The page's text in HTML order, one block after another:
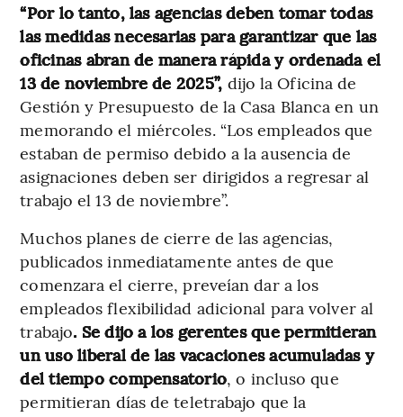
“Por lo tanto, las agencias deben tomar todas
las medidas necesarias para garantizar que las
oficinas abran de manera rápida y ordenada el
13 de noviembre de 2025”, dijo la Oficina de
Gestión y Presupuesto de la Casa Blanca en un
memorando el miércoles. “Los empleados que
estaban de permiso debido a la ausencia de
asignaciones deben ser dirigidos a regresar al
trabajo el 13 de noviembre”.
Muchos planes de cierre de las agencias,
publicados inmediatamente antes de que
comenzara el cierre, preveían dar a los
empleados flexibilidad adicional para volver al
trabajo. Se dijo a los gerentes que permitieran
un uso liberal de las vacaciones acumuladas y
del tiempo compensatorio, o incluso que
permitieran días de teletrabajo que la